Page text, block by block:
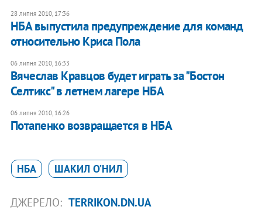
28 липня 2010, 17:36
НБА выпустила предупреждение для команд
относительно Криса Пола
06 липня 2010, 16:33
Вячеслав Кравцов будет играть за "Бостон
Селтикс" в летнем лагере НБА
06 липня 2010, 16:26
Потапенко возвращается в НБА
НБА ШАКИЛ О’НИЛ
ДЖЕРЕЛО: TERRIKON.DN.UA